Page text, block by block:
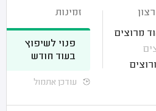
מרוצים
זמינות
פנוי לשיפוץ
בעוד חודש
עודכן אתמול